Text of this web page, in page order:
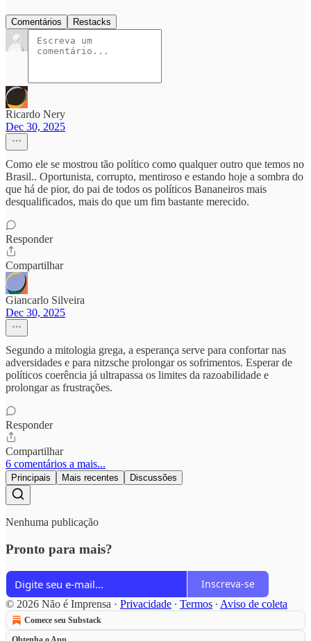
Comentários Restacks
Ricardo Nery
Dec 30, 2025
Como ele se mostrou tão político como qualquer outro que temos no
Brasil.. Oportunista, corrupto, mentiroso e estando hoje a sombra do
que há de pior, do pai de todos os políticos Bananeiros mais
desqualificados, mais do que um fim bastante merecido.
Responder
Compartilhar
Giancarlo Silveira
Dec 30, 2025
Segundo a mitologia grega, a esperança serve para confortar nas
adversidades e para nitzsche prolongar os sofrimentos. Esperar de
políticos coerência já ultrapassa os limites da razoabilidade e
prolongar as frustrações.
Responder
Compartilhar
6 comentários a mais...
Principais Mais recentes Discussões
Nenhuma publicação
Pronto para mais?
Inscreva-se
© 2026 Não é Imprensa · Privacidade ∙ Termos ∙ Aviso de coleta
Comece seu Substack